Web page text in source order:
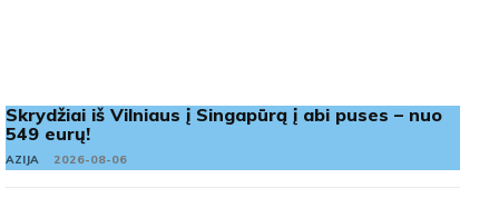
Skrydžiai iš Vilniaus į Singapūrą į abi puses – nuo
549 eurų!
AZIJA 2026-08-06